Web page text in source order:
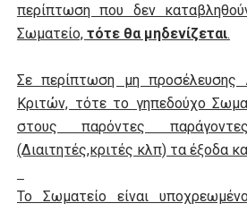
περίπτωση που δεν
Σωματείο, τότε θα μηδενίζεται.
Σε περίπτωση μη προσέλευσης
Κριτών, τότε το γηπεδούχο
στους παρόντες
(Διαιτητές,κριτές κλπ) τα έξοδα
Το Σωματείο είναι